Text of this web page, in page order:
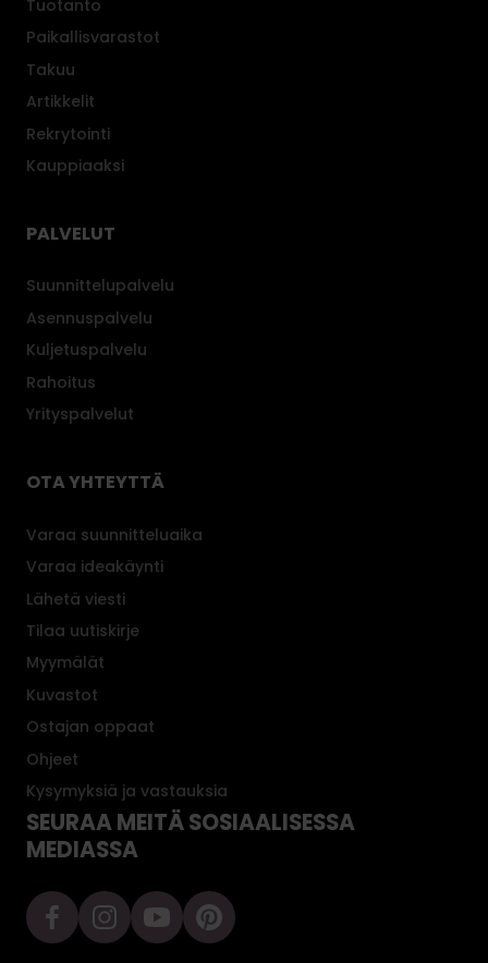
Tuotanto
Paikallisvarastot
Takuu
Artikkelit
Rekrytointi
Kauppiaaksi
PALVELUT
Suunnittelupalvelu
Asennuspalvelu
Kuljetuspalvelu
Rahoitus
Yrityspalvelut
OTA YHTEYTTÄ
Varaa suunnitteluaika
Varaa ideakäynti
Lähetä viesti
Tilaa uutiskirje
Myymälät
Kuvastot
Ostajan oppaat
Ohjeet
Kysymyksiä ja vastauksia
SEURAA MEITÄ SOSIAALISESSA
MEDIASSA